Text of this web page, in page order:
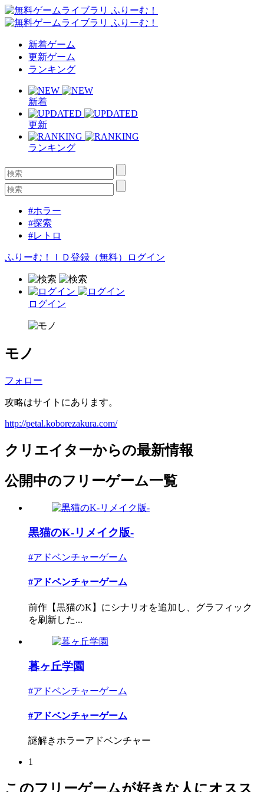
新着ゲーム
更新ゲーム
ランキング
新着
更新
ランキング
#ホラー
#探索
#レトロ
ふりーむ！ＩＤ登録（無料） ログイン
ログイン
モノ
フォロー
攻略はサイトにあります。
http://petal.koborezakura.com/
クリエイターからの最新情報
公開中のフリーゲーム一覧
黒猫のK-リメイク版-
#アドベンチャーゲーム
#アドベンチャーゲーム
前作【黒猫のK】にシナリオを追加し、グラフィック
を刷新した...
暮ヶ丘学園
#アドベンチャーゲーム
#アドベンチャーゲーム
謎解きホラーアドベンチャー
1
このフリーゲームが好きな人にオスス